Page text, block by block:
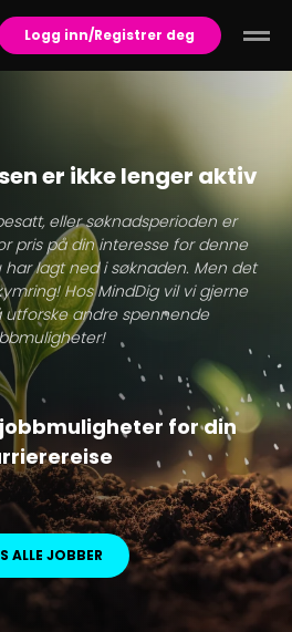
Logg inn/Registrer deg
er ikke lenger aktiv
eller søknadsperioden er
pris på din interesse for denne
lagt ned i søknaden. Men det
Hos MindDig vil vi gjerne
utforske andre spennende
for din
ALLE JOBBER